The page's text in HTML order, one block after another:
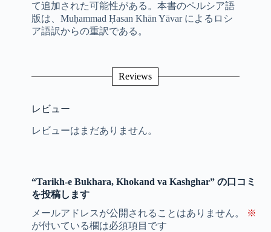
て追加された可能性がある。本書のペルシア語
版は、Muḥammad Ḥasan Khān Yāvar によるロシ
ア語訳からの重訳である。
Reviews
レビュー
レビューはまだありません。
“Tarikh-e Bukhara, Khokand va Kashghar” の口コミ
を投稿します
メールアドレスが公開されることはありません。
※
が付いている欄は必須項目です